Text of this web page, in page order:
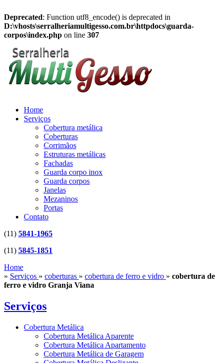
Deprecated: Function utf8_encode() is deprecated in
D:\vhosts\serralheriamultigesso.com.br\httpdocs\guarda-
corpos\index.php on line 307
Home
Serviços
Cobertura metálica
Coberturas
Corrimãos
Estruturas metálicas
Fachadas
Guarda corpo inox
Guarda corpos
Janelas
Mezaninos
Portas
Contato
(11) 5841-1965
(11) 5845-1851
Home
» Serviços » coberturas » cobertura de ferro e vidro » cobertura de
ferro e vidro Granja Viana
Serviços
Cobertura Metálica
Cobertura Metálica Aparente
Cobertura Metálica Apartamento
Cobertura Metálica de Garagem